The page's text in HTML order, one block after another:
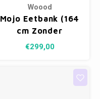
Woood
Mojo Eetbank (164
cm Zonder
Rugleuning) -
€299,00